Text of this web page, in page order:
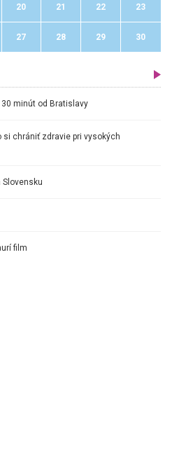
20 21 22 23
27 28 29 30
30 minút od Bratislavy
si chrániť zdravie pri vysokých
Slovensku
film